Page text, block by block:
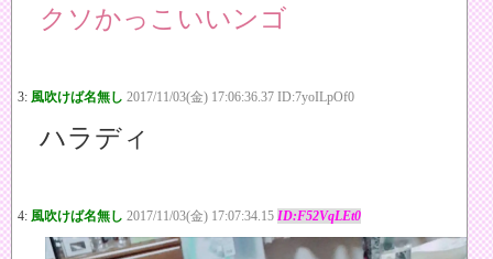
クソかっこいいンゴ
3: 風吹けば名無し 2017/11/03(金) 17:06:36.37 ID:7yoILpOf0
ハラディ
4: 風吹けば名無し 2017/11/03(金) 17:07:34.15 ID:F52VqLEt0